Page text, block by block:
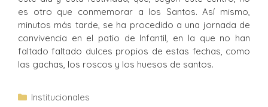
es otro que conmemorar a los Santos. Así mismo,
minutos más tarde, se ha procedido a una jornada de
convivencia en el patio de Infantil, en la que no han
faltado faltado dulces propios de estas fechas, como
las gachas, los roscos y los huesos de santos.
Institucionales